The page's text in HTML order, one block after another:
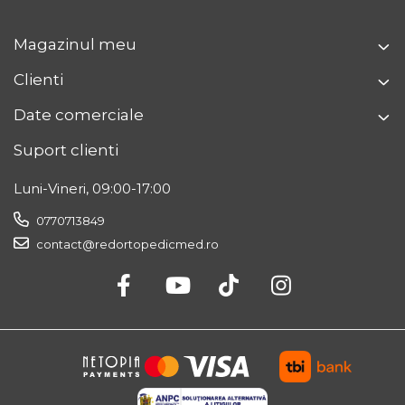
Magazinul meu
Clienti
Date comerciale
Suport clienti
Luni-Vineri, 09:00-17:00
0770713849
contact@redortopedicmed.ro